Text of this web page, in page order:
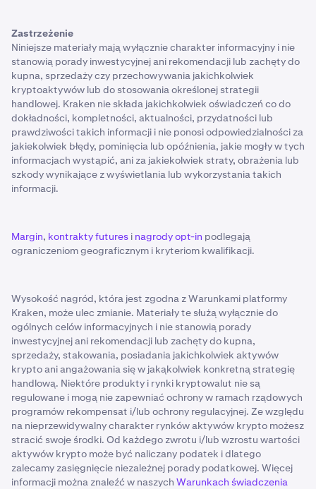
Zastrzeżenie
Niniejsze materiały mają wyłącznie charakter informacyjny i nie
stanowią porady inwestycyjnej ani rekomendacji lub zachęty do
kupna, sprzedaży czy przechowywania jakichkolwiek
kryptoaktywów lub do stosowania określonej strategii
handlowej. Kraken nie składa jakichkolwiek oświadczeń co do
dokładności, kompletności, aktualności, przydatności lub
prawdziwości takich informacji i nie ponosi odpowiedzialności za
jakiekolwiek błędy, pominięcia lub opóźnienia, jakie mogły w tych
informacjach wystąpić, ani za jakiekolwiek straty, obrażenia lub
szkody wynikające z wyświetlania lub wykorzystania takich
informacji.
Margin, kontrakty futures i nagrody opt-in podlegają
ograniczeniom geograficznym i kryteriom kwalifikacji.
Wysokość nagród, która jest zgodna z Warunkami platformy
Kraken, może ulec zmianie. Materiały te służą wyłącznie do
ogólnych celów informacyjnych i nie stanowią porady
inwestycyjnej ani rekomendacji lub zachęty do kupna,
sprzedaży, stakowania, posiadania jakichkolwiek aktywów
krypto ani angażowania się w jakąkolwiek konkretną strategię
handlową. Niektóre produkty i rynki kryptowalut nie są
regulowane i mogą nie zapewniać ochrony w ramach rządowych
programów rekompensat i/lub ochrony regulacyjnej. Ze względu
na nieprzewidywalny charakter rynków aktywów krypto możesz
stracić swoje środki. Od każdego zwrotu i/lub wzrostu wartości
aktywów krypto może być naliczany podatek i dlatego
zalecamy zasięgnięcie niezależnej porady podatkowej. Więcej
informacji można znaleźć w naszych Warunkach świadczenia